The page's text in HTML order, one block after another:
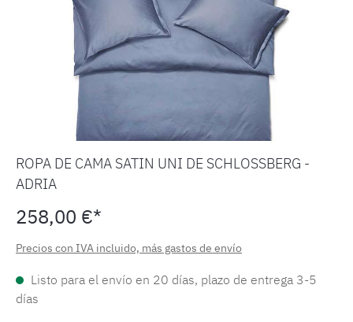
ROPA DE CAMA SATIN UNI DE SCHLOSSBERG -
ADRIA
258,00 €*
Precios con IVA incluido, más gastos de envío
Listo para el envío en 20 días, plazo de entrega 3-5
días